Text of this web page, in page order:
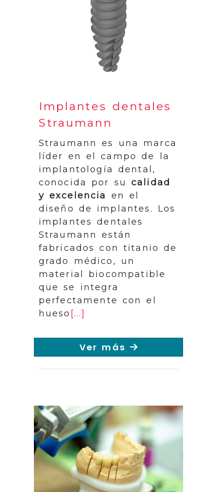
Implantes dentales
Straumann
Straumann es una marca
líder en el campo de la
implantología dental,
conocida por su calidad
y excelencia
en el
diseño de implantes. Los
implantes dentales
Straumann están
fabricados con titanio de
grado médico, un
material biocompatible
que se integra
perfectamente con el
hueso [...]
Ver más